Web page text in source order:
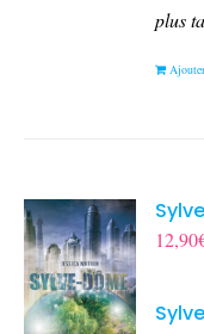
plus
12,90